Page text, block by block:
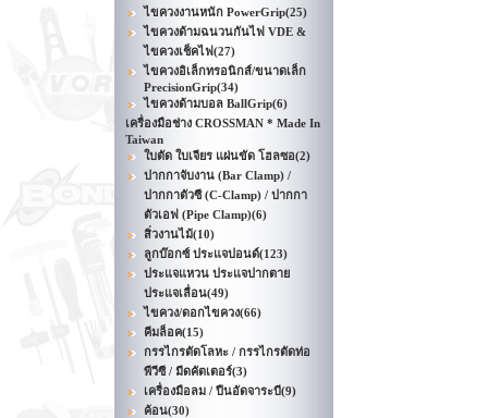
ไขควงงานหนัก PowerGrip(25)
ไขควงด้ามฉนวนกันไฟ VDE &
ไขควงเช็คไฟ(27)
ไขควงอิเล็กทรอนิกส์/ขนาดเล็ก
PrecisionGrip(34)
ไขควงด้ามบอล BallGrip(6)
เครื่องมือช่าง CROSSMAN * Made In
Taiwan
ใบตัด ใบเจียร แผ่นขัด โฮลซอ(2)
ปากกาจับงาน (Bar Clamp) /
ปากกาตัวซี (C-Clamp) / ปากกา
ตัวเอฟ (Pipe Clamp)(6)
สิ่วงานไม้(10)
ลูกบ๊อกซ์ ประแจปอนด์(123)
ประแจแหวน ประแจปากตาย
ประแจเลื่อน(49)
ไขควง/ดอกไขควง(66)
คีมล็อค(15)
กรรไกรตัดโลหะ / กรรไกรตัดท่อ
พีวีซี / มีดคัตเตอร์(3)
เครื่องมือลม / ปืนอัดจาระบี(9)
ค้อน(30)